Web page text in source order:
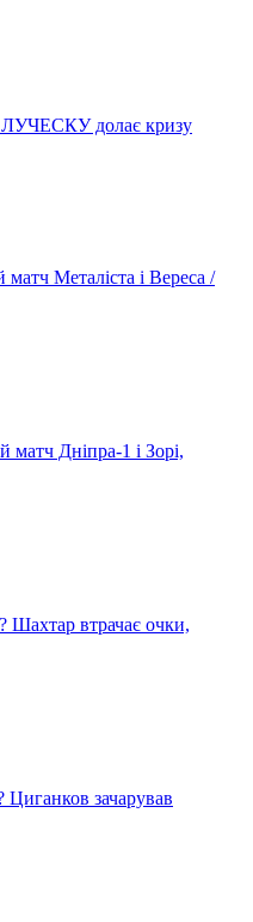
долає кризу
Металіста і Вереса /
матч Дніпра-1 і Зорі,
втрачає очки,
зачарував